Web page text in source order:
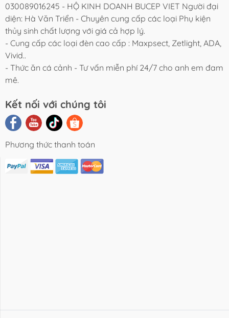
Viết Chia
Video Review
030089016245 - HỘ KINH DOANH BUCEP VIET Người đại
diện: Hà Văn Triển - Chuyên cung cấp các loại Phụ kiện
thủy sinh chất lượng với giá cả hợp lý.
- Cung cấp các loại đèn cao cấp : Maxpsect, Zetlight, ADA,
Vivid..
- Thức ăn cá cảnh - Tư vấn miễn phí 24/7 cho anh em đam
mê.
Kết nối với chúng tôi
Phương thức thanh toán